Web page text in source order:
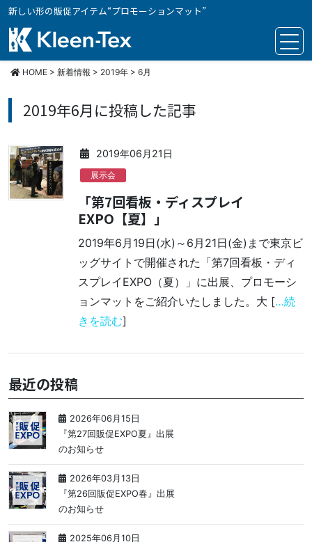
新しい形の販促アイテム“プロモーションマット”
クリーンテックス・ジャパ
HOME > 新着情報 > 2019年 > 6月
2019年6月に投稿した記事
2019年06月21日
展示会
「第7回看板・ディスプレイ
EXPO【夏】」
2019年6月19日(水)～6月21日(金)まで東京ビ
ッグサイトで開催された「第7回看板・ディ
スプレイEXPO（夏）」に出展、プロモーシ
ョンマットをご紹介いたしました。大 […続
きを読む]
最近の投稿
2026年06月15日
『第27回販促EXPO夏』出展
のお知らせ
2026年03月13日
『第26回販促EXPO春』出展
のお知らせ
2025年06月10日